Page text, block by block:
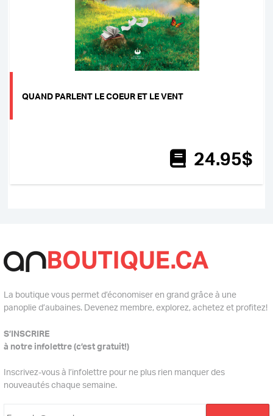
QUAND PARLENT LE COEUR ET LE VENT
24.95$
La boutique vous permet d’économiser en grand grâce à une
panoplie d’aubaines. Devenez membre, explorez, achetez et profitez!
S’INSCRIRE
à notre infolettre (c’est gratuit!)
Inscrivez-vous à l’infolettre pour ne plus rien manquer des
nouveautés chaque semaine.